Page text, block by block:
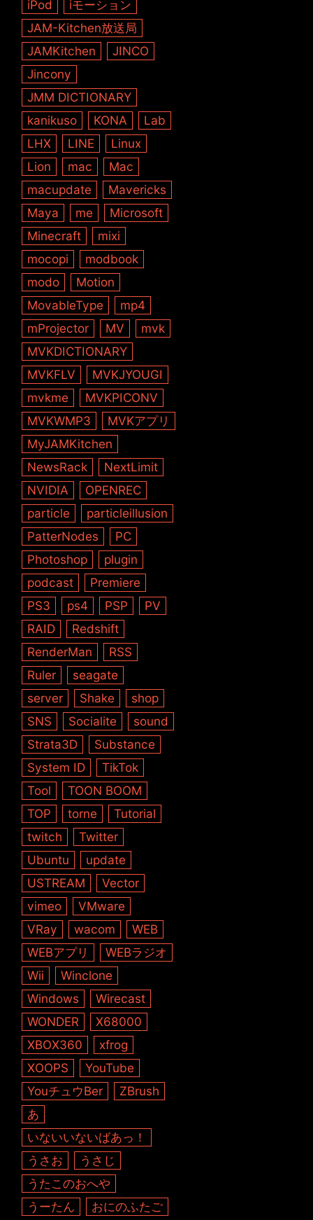
iPod
iモーション
JAM-Kitchen放送局
JAMKitchen
JINCO
Jincony
JMM DICTIONARY
kanikuso
KONA
Lab
LHX
LINE
Linux
Lion
mac
Mac
macupdate
Mavericks
Maya
me
Microsoft
Minecraft
mixi
mocopi
modbook
modo
Motion
MovableType
mp4
mProjector
MV
mvk
MVKDICTIONARY
MVKFLV
MVKJYOUGI
mvkme
MVKPICONV
MVKWMP3
MVKアプリ
MyJAMKitchen
NewsRack
NextLimit
NVIDIA
OPENREC
particle
particleillusion
PatterNodes
PC
Photoshop
plugin
podcast
Premiere
PS3
ps4 PSP
PV
RAID
Redshift
RenderMan
RSS
Ruler
seagate
server
Shake
shop
SNS
Socialite
sound
Strata3D
Substance
System ID
TikTok
Tool
TOON BOOM
TOP
torne
Tutorial
twitch
Twitter
Ubuntu
update
USTREAM
Vector
vimeo
VMware
VRay
wacom
WEB
WEBアプリ
WEBラジオ
Wii
Winclone
Windows
Wirecast
WONDER
X68000
XBOX360
xfrog
XOOPS
YouTube
YouチュウBer
ZBrush
あ
いないいないばあっ！
うさお
うさじ
うたこのおへや
うーたん
おにのふたご